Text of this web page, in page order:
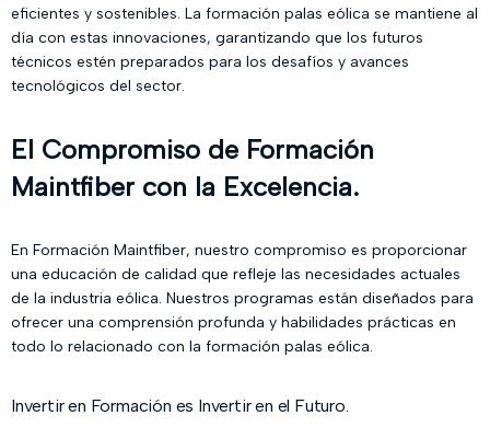
eficientes y sostenibles. La formación palas eólica se mantiene al
día con estas innovaciones, garantizando que los futuros
técnicos estén preparados para los desafíos y avances
tecnológicos del sector.
El Compromiso de Formación
Maintfiber con la Excelencia.
En Formación Maintfiber, nuestro compromiso es proporcionar
una educación de calidad que refleje las necesidades actuales
de la industria eólica. Nuestros programas están diseñados para
ofrecer una comprensión profunda y habilidades prácticas en
todo lo relacionado con la formación palas eólica.
Invertir en Formación es Invertir en el Futuro.